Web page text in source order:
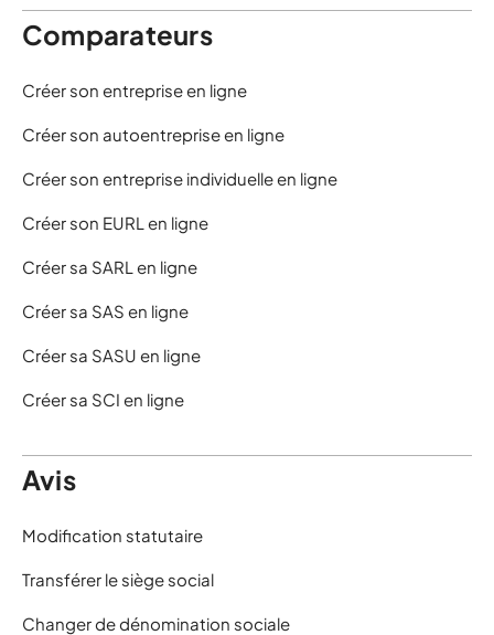
Comparateurs
Créer son entreprise en ligne
Créer son autoentreprise en ligne
Créer son entreprise individuelle en ligne
Créer son EURL en ligne
Créer sa SARL en ligne
Créer sa SAS en ligne
Créer sa SASU en ligne
Créer sa SCI en ligne
Avis
Modification statutaire
Transférer le siège social
Changer de dénomination sociale